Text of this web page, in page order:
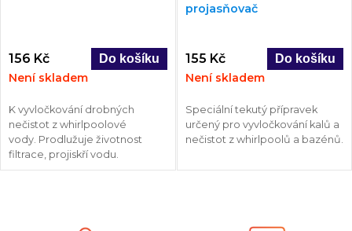
156 Kč
Není skladem
K vyvločkování drobných
nečistot z whirlpoolové
vody. Prodlužuje životnost
filtrace, projiskří vodu.
projasňovač
155 Kč
Není skladem
Speciální tekutý přípravek
určený pro vyvločkování kalů a
nečistot z whirlpoolů a bazénů.